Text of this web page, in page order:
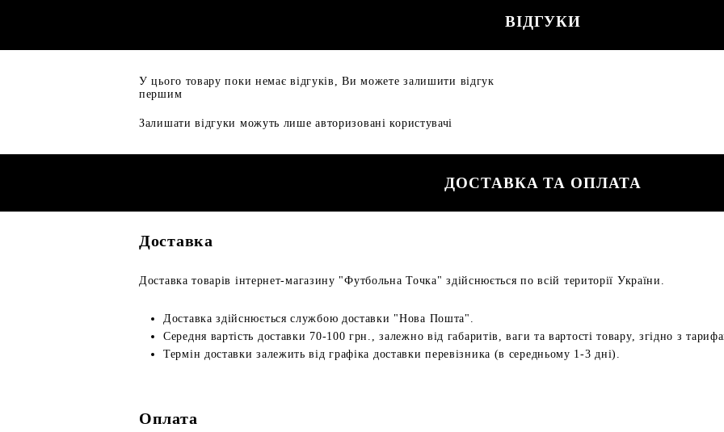
ВІДГУКИ
У цього товару поки немає відгуків, Ви можете залишити відгук
першим
Залишати відгуки можуть лише авторизовані користувачі
ДОСТАВКА ТА ОПЛАТА
Доставка
Доставка товарів інтернет-магазину "Футбольна Точка" здійснюється по всій території України.
Доставка здійснюється службою доставки "Нова Пошта".
Середня вартість доставки 70-100 грн., залежно від габаритів, ваги та вартості товару, згідно з
Термін доставки залежить від графіка доставки перевізника (в середньому 1-3 дні).
Оплата